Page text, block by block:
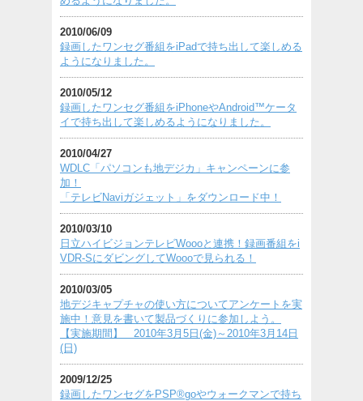
2010/06/09
録画したワンセグ番組をiPadで持ち出して楽しめる
ようになりました。
2010/05/12
録画したワンセグ番組をiPhoneやAndroid™ケータ
イで持ち出して楽しめるようになりました。
2010/04/27
WDLC「パソコンも地デジカ」キャンペーンに参
加！
「テレビNaviガジェット」をダウンロード中！
2010/03/10
日立ハイビジョンテレビWoooと連携！録画番組をi
VDR-SにダビングしてWoooで見られる！
2010/03/05
地デジキャプチャの使い方についてアンケートを実
施中！意見を書いて製品づくりに参加しよう。
【実施期間】 2010年3月5日(金)～2010年3月14日
(日)
2009/12/25
録画したワンセグをPSP®goやウォークマンで持ち